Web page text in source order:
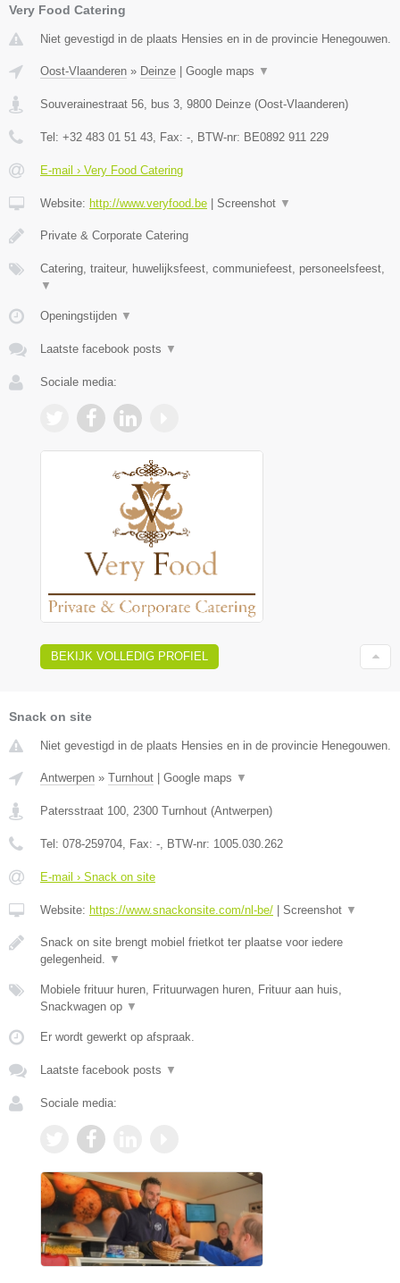
Very Food Catering
Niet gevestigd in de plaats Hensies en in de provincie Henegouwen.
Oost-Vlaanderen » Deinze Google maps ▼
Souverainestraat 56, bus 3, 9800 Deinze (Oost-Vlaanderen)
Tel: +32 483 01 51 43, Fax: -, BTW-nr: BE0892 911 229
E-mail › Very Food Catering
Website: http://www.veryfood.be Screenshot ▼
Private & Corporate Catering
Catering, traiteur, huwelijksfeest, communiefeest, personeelsfeest,
▼
Openingstijden ▼
Laatste facebook posts ▼
Sociale media:
BEKIJK VOLLEDIG PROFIEL
Snack on site
Niet gevestigd in de plaats Hensies en in de provincie Henegouwen.
Antwerpen » Turnhout | Google maps ▼
Patersstraat 100 2300 Turnhout (Antwerpen)
Tel: 078-259704 , Fax: - , BTW-nr: 1005.030.262
E-mail › Snack on site
Website: https://www.snackonsite.com/nl-be/ | Screenshot ▼
Snack on site brengt mobiel frietkot ter plaatse voor iedere
gelegenheid.
▼
Mobiele frituur huren, Frituurwagen huren, Frituur aan huis,
Snackwagen op ▼
Er wordt gewerkt op afspraak.
Laatste facebook posts ▼
Sociale media: